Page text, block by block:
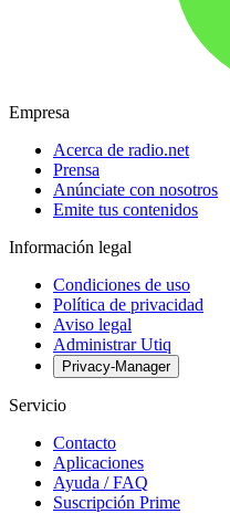
Empresa
Acerca de radio.net
Prensa
Anúnciate con nosotros
Emite tus contenidos
Información legal
Condiciones de uso
Política de privacidad
Aviso legal
Administrar Utiq
Privacy-Manager
Servicio
Contacto
Aplicaciones
Ayuda / FAQ
Suscripción Prime